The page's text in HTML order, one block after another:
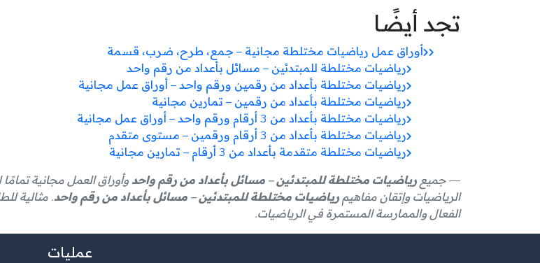
تجد أيضًا
أوراق عمل رياضيات مختلطة مجانية – جمع، طرح، ضرب، قسمة
رياضيات مختلطة للمبتدئين – مسائل بأعداد من رقم واحد
رياضيات مختلطة بأعداد من رقمين ورقم واحد – أوراق عمل مجانية
رياضيات مختلطة بأعداد من رقمين – تمارين مجانية
رياضيات مختلطة بأعداد من 3 أرقام ورقم واحد – أوراق عمل مجانية
رياضيات مختلطة بأعداد من 3 أرقام ورقمين – مستوى متقدم
رياضيات مختلطة متقدمة بأعداد من 3 أرقام – تمارين مجانية
جميع رياضيات مختلطة للمبتدئين – مسائل بأعداد من رقم واحد وأوراق العمل مجانية
الرياضيات وإتقان مفاهيمرياضيات مختلطة للمبتدئين – مسائل بأعداد من رقم واحد. مثالية
الفعال والممارسة المستمرة في الرياضيات.
عمليات